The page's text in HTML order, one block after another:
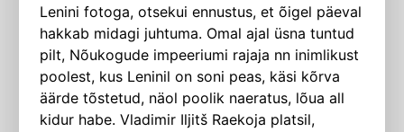
Lenini fotoga, otsekui ennustus, et õigel päeval
hakkab midagi juhtuma. Omal ajal üsna tuntud
pilt, Nõukogude impeeriumi rajaja nn inimlikust
poolest, kus Leninil on soni peas, käsi kõrva
äärde tõstetud, näol poolik naeratus, lõua all
kidur habe. Vladimir Iljitš Rae­koja platsil,